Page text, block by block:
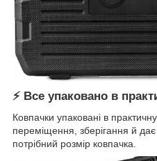
⚡ Все упаковано в
Ковпачки упаковані в
переміщення, зберігання й
потрібний розмір ковпачка.